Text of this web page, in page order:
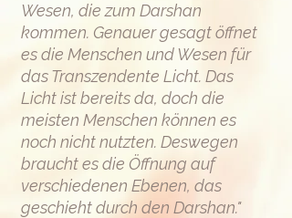
Wesen, die zum Darshan
kommen. Genauer gesagt öffnet
es die Menschen und Wesen für
das Transzendente Licht. Das
Licht ist bereits da, doch die
meisten Menschen können es
noch nicht nutzten. Deswegen
braucht es die Öffnung auf
verschiedenen Ebenen, das
geschieht durch den Darshan."